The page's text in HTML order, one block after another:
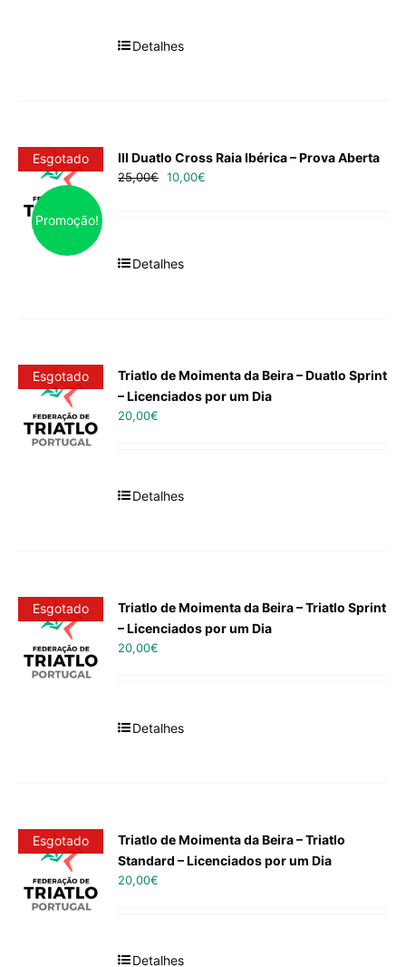
Detalhes
Esgotado
Promoção!
III Duatlo Cross Raia Ibérica – Prova Aberta
25,00€ 10,00€
Detalhes
Esgotado
Triatlo de Moimenta da Beira – Duatlo Sprint
– Licenciados por um Dia
20,00€
Detalhes
Esgotado
Triatlo de Moimenta da Beira – Triatlo Sprint
– Licenciados por um Dia
20,00€
Detalhes
Esgotado
Triatlo de Moimenta da Beira – Triatlo
Standard – Licenciados por um Dia
20,00€
Detalhes